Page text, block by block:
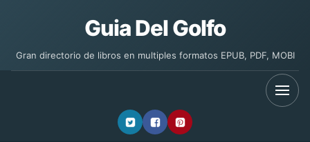
Guia Del Golfo
Gran directorio de libros en multiples formatos EPUB, PDF, MOBI